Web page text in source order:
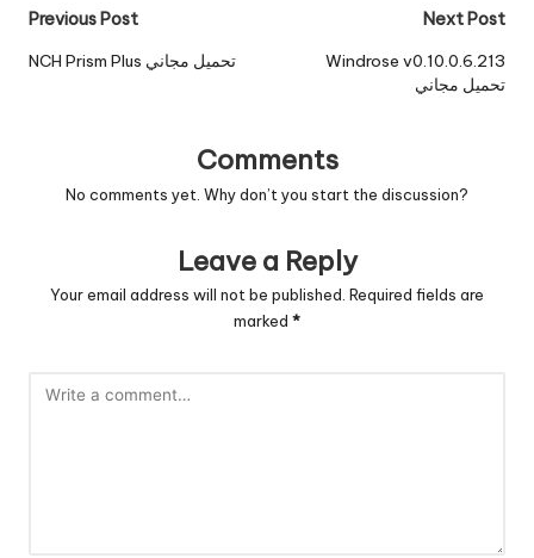
Post
navigation
Previous Post
NCH Prism Plus تحميل مجاني
Next Post
Windrose v0.10.0.6.213
تحميل مجاني
Comments
No comments yet. Why don’t you start the discussion?
Leave a Reply
Your email address will not be published. Required fields are
marked *